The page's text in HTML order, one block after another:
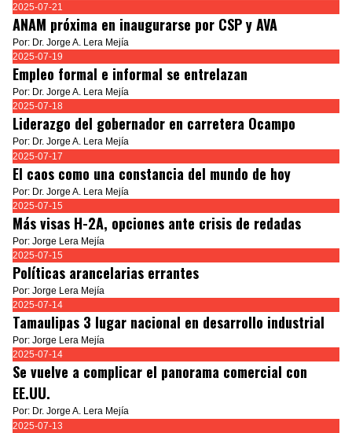
2025-07-21
ANAM próxima en inaugurarse por CSP y AVA
Por: Dr. Jorge A. Lera Mejía
2025-07-19
Empleo formal e informal se entrelazan
Por: Dr. Jorge A. Lera Mejía
2025-07-18
Liderazgo del gobernador en carretera Ocampo
Por: Dr. Jorge A. Lera Mejía
2025-07-17
El caos como una constancia del mundo de hoy
Por: Dr. Jorge A. Lera Mejía
2025-07-15
Más visas H-2A, opciones ante crisis de redadas
Por: Jorge Lera Mejía
2025-07-15
Políticas arancelarias errantes
Por: Jorge Lera Mejía
2025-07-14
Tamaulipas 3 lugar nacional en desarrollo industrial
Por: Jorge Lera Mejía
2025-07-14
Se vuelve a complicar el panorama comercial con
EE.UU.
Por: Dr. Jorge A. Lera Mejía
2025-07-13